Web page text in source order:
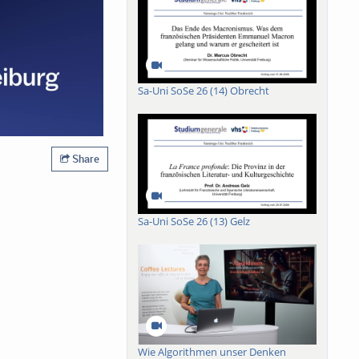
Share
Sa-Uni SoSe 26 (14) Obrecht
Sa-Uni SoSe 26 (13) Gelz
Wie Algorithmen unser Denken